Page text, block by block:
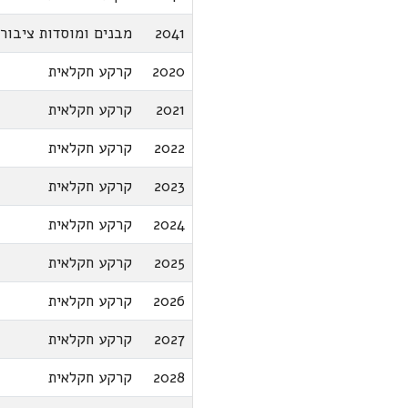
2041
מבנים ומוסדות ציבור
2020
קרקע חקלאית
2021
קרקע חקלאית
2022
קרקע חקלאית
2023
קרקע חקלאית
2024
קרקע חקלאית
2025
קרקע חקלאית
2026
קרקע חקלאית
2027
קרקע חקלאית
2028
קרקע חקלאית